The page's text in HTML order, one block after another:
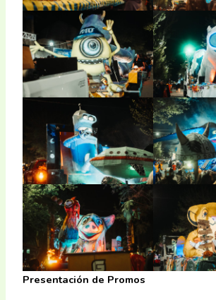
Presentación de Promos